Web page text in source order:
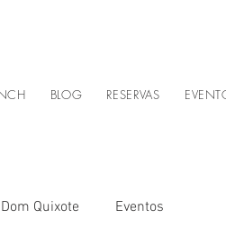
BLOG RESERVAS
Quixote Eventos